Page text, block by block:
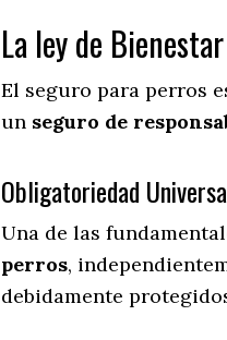
La ley de
El seguro para perros
un seguro de
Obligatoriedad
Una de las
perros,
debidamente